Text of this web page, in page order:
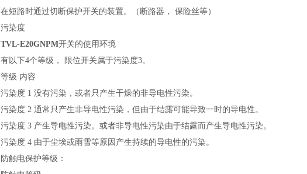
在短路时通过切断保护开关的装置。（断路器， 保险丝等）
污染度
TVL-E20GNPM开关的使用环境
有以下4个等级， 限位开关属于污染度3。
等级 内容
污染度 1 没有污染，或者只产生干燥的非导电性污染。
污染度 2 通常只产生非导电性污染，但由于结露可能导致一时的导电性。
污染度 3 产生导电性污染。或者非导电性污染由于结露而产生导电性污染。
污染度 4 由于尘埃或雨雪等原因产生持续的导电性的污染。
防触电保护等级：